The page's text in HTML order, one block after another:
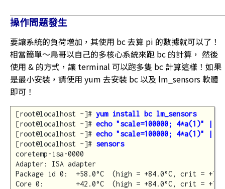
操作問題發生
要讓系統的負荷增加，其使用 bc 去算 pi 的數據就可以了！
相當簡單～鳥哥以自己的多核心系統來跑 bc 的計算， 然後
使用 & 的方式，讓 terminal 可以跑多隻 bc 計算這樣！如果
是最小安裝，請使用 yum 去安裝 bc 以及 lm_sensors 軟體
即可！
[root@localhost ~]# yum install bc lm_sensors
[root@localhost ~]# echo "scale=100000; 4*a(1)" |
[root@localhost ~]# echo "scale=100000; 4*a(1)" |
[root@localhost ~]# sensors
coretemp-isa-0000
Adapter: ISA adapter
Package id 0:  +58.0°C  (high = +84.0°C, crit =
Core 0:        +42.0°C  (high = +84.0°C, crit =